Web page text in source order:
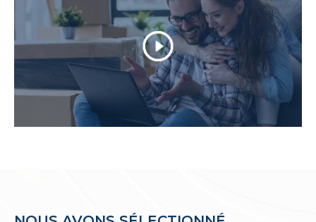
aboutissant à une vente et une visibilité
optimale sur tout nos supports.
Parcourez nos annonces de ventes
immobilières
Vous êtes à la recherche d'unappartement à v
endre à Palavas-les-Flots
? Vous cherchez une